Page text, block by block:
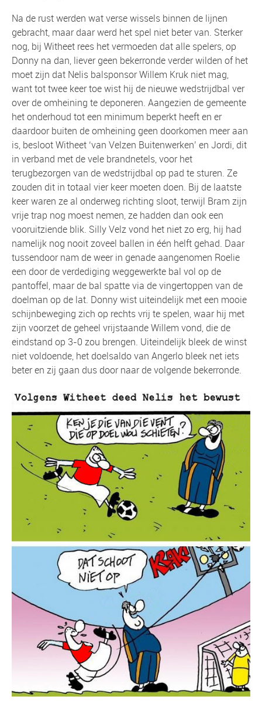
Na de rust werden wat verse wissels binnen de lijnen
gebracht, maar daar werd het spel niet beter van. Sterker
nog, bij Witheet rees het vermoeden dat alle spelers, op
Donny na dan, liever geen bekerronde verder wilden of het
moet zijn dat Nelis balsponsor Willem Kruk niet mag,
want tot twee keer toe wist hij de nieuwe wedstrijdbal ver
over de omheining te deponeren. Aangezien de gemeente
het onderhoud tot een minimum beperkt heeft en er
daardoor buiten de omheining geen doorkomen meer aan
is, besloot Witheet ‘van Velzen Buitenwerken’ en Jordi, dit
in verband met de vele brandnetels, voor het
terugbezorgen van de wedstrijdbal op pad te sturen. Ze
zouden dit in totaal vier keer moeten doen. Bij de laatste
keer waren ze al onderweg richting sloot, terwijl Bram zijn
vrije trap nog moest nemen, ze hadden dan ook een
vooruitziende blik. Silly Velz vond het niet zo erg, hij had
namelijk nog nooit zoveel ballen in één helft gehad. Daar
tussendoor nam de weer in genade aangenomen Roelie
een door de verdediging weggewerkte bal vol op de
pantoffel, maar de bal spatte via de vingertoppen van de
doelman op de lat. Donny wist uiteindelijk met een mooie
schijnbeweging zich op rechts vrij te spelen, waar hij met
zijn voorzet de geheel vrijstaande Willem vond, die de
eindstand op 3-0 zou brengen. Uiteindelijk bleek de winst
niet voldoende, het doelsaldo van Angerlo bleek net iets
beter en zij gaan dus door naar de volgende bekerronde.